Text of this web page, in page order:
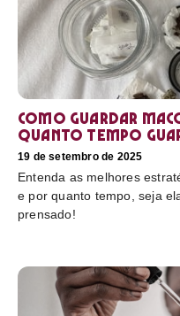
Como guardar
quanto tempo
19 de setembro de 2025
Entenda as melhores
e por quanto tempo, seja
prensado!